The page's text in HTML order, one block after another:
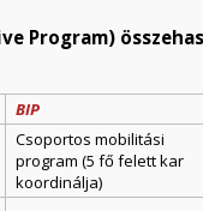
Program)
BIP
Csoportos mobilitási
program (5 fő felett kar
koordinálja)